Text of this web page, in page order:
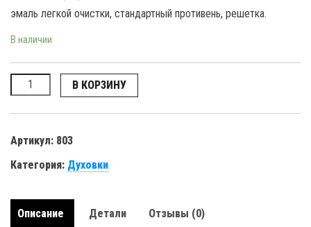
эмаль легкой очистки, стандартный противень, решетка.
В наличии
Количество В КОРЗИНУ
Артикул: 803
Категория: Духовки
Описание Детали Отзывы (0)